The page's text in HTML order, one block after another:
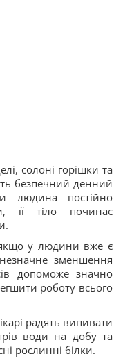
солоні горішки та
безпечний денний
людина постійно
її тіло починає
якщо у людини вже є
зменшення
допоможе значно
роботу всього
радять випивати
води на добу та
рослинні білки.